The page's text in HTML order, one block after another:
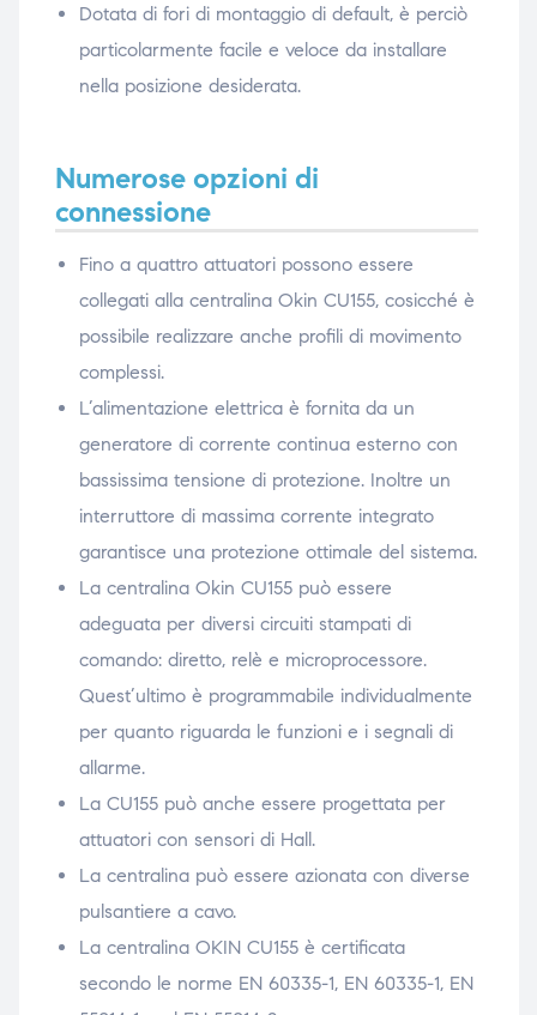
Dotata di fori di montaggio di default, è perciò
particolarmente facile e veloce da installare
nella posizione desiderata.
Numerose opzioni di
connessione
Fino a quattro attuatori possono essere
collegati alla centralina Okin CU155, cosicché è
possibile realizzare anche profili di movimento
complessi.
L’alimentazione elettrica è fornita da un
generatore di corrente continua esterno con
bassissima tensione di protezione. Inoltre un
interruttore di massima corrente integrato
garantisce una protezione ottimale del sistema.
La centralina Okin CU155 può essere
adeguata per diversi circuiti stampati di
comando: diretto, relè e microprocessore.
Quest’ultimo è programmabile individualmente
per quanto riguarda le funzioni e i segnali di
allarme.
La CU155 può anche essere progettata per
attuatori con sensori di Hall.
La centralina può essere azionata con diverse
pulsantiere a cavo.
La centralina OKIN CU155 è certificata
secondo le norme EN 60335-1, EN 60335-1, EN